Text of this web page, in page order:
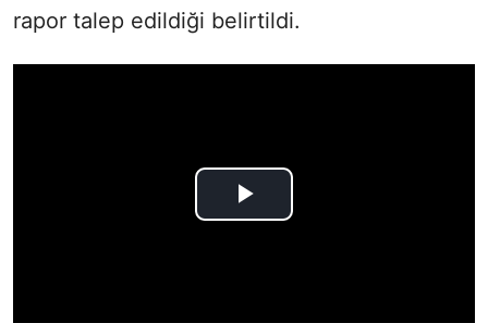
rapor talep edildiği belirtildi.